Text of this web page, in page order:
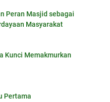
Peran Masjid sebagai
Masyarakat
Kunci Memakmurkan
Pertama